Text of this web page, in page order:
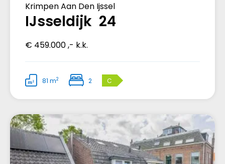
Krimpen Aan Den Ijssel
IJsseldijk 24
€ 459.000 ,- k.k.
81 m2 2 C